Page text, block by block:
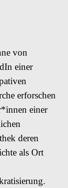
von
einer
erforschen
einer
deren
als Ort